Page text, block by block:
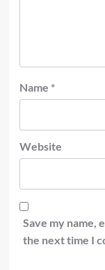
Name *
Website
Save my name,
the next time I